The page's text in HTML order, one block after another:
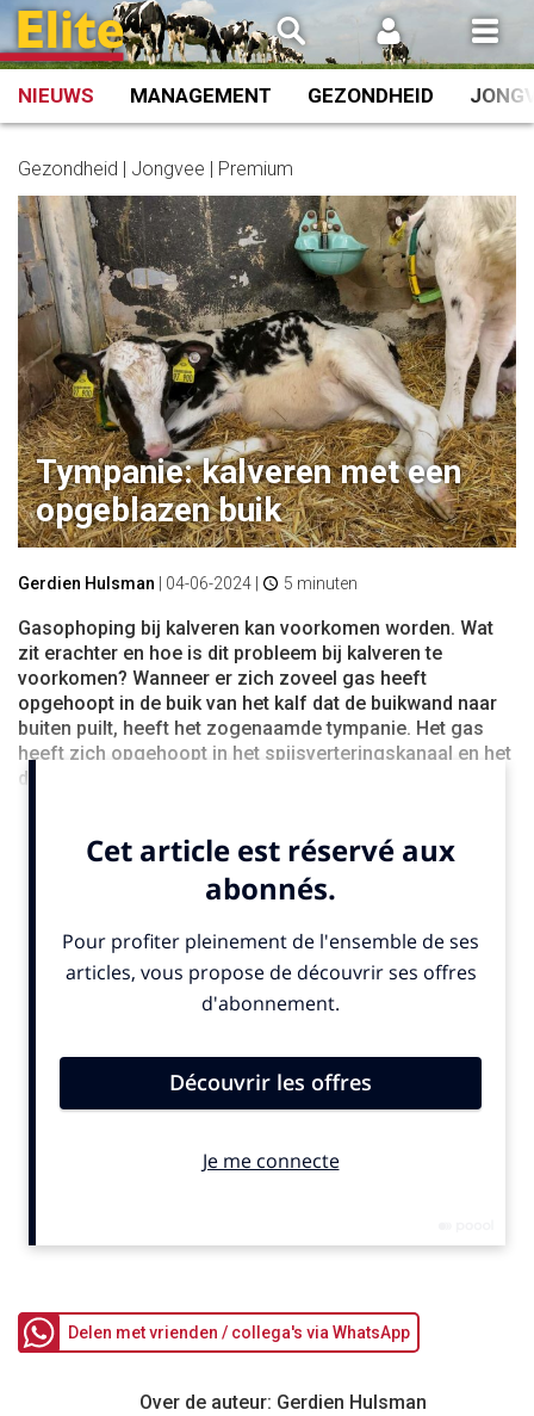
Spring
naar
inhoud
NIEUWS MANAGEMENT GEZONDHEID
Gezondheid | Jongvee | Premium
Tympanie: kalveren met een
opgeblazen buik
Gerdien Hulsman 04-06-2024 5 minuten
Gasophoping bij kalveren kan voorkomen worden. Wat
zit erachter en hoe is dit probleem bij kalveren te
voorkomen? Wanneer er zich zoveel gas heeft
opgehoopt in de buik van het kalf dat de buikwand naar
buiten puilt, heeft het zogenaamde tympanie. Het gas
heeft zich opgehoopt in het spijsverteringskanaal en het
dier staat met een […]
Delen met vrienden / collega's via WhatsApp
Over de auteur: Gerdien Hulsman